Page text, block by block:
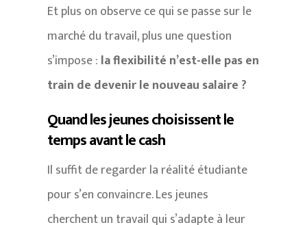
Et plus on observe ce qui se passe sur le
marché du travail, plus une question
s’impose : la flexibilité n’est-elle pas en
train de devenir le nouveau salaire ?
Quand les jeunes choisissent le
temps avant le cash
Il suffit de regarder la réalité étudiante
pour s’en convaincre. Les jeunes
cherchent un travail qui s’adapte à leur